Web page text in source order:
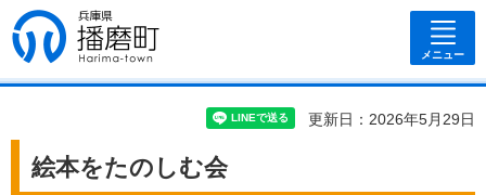
兵庫県 播磨
町
メニュー
更新日：2026年5月29日
絵本をたのしむ会